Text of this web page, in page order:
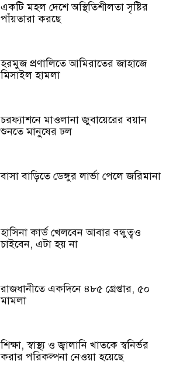
একটি মহল দেশে অস্থিতিশীলতা সৃষ্টির
পাঁয়তারা করছে
হরমুজ প্রণালিতে আমিরাতের জাহাজে
মিসাইল হামলা
চরফ্যাশনে মাওলানা জুবায়েরের বয়ান
শুনতে মানুষের ঢল
বাসা বাড়িতে ডেঙ্গুর লার্ভা পেলে জরিমানা
হাসিনা কার্ড খেলবেন আবার বন্ধুত্বও
চাইবেন, এটা হয় না
রাজধানীতে একদিনে ৪৮৫ গ্রেপ্তার, ৫০
মামলা
শিক্ষা, স্বাস্থ্য ও জ্বালানি খাতকে স্বনির্ভর
করার পরিকল্পনা নেওয়া হয়েছে